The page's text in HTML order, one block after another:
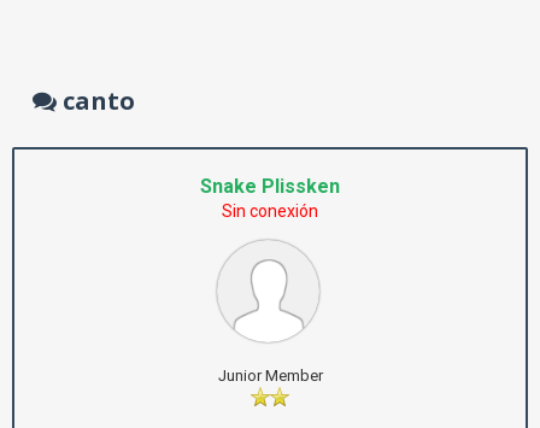
canto
Snake Plissken
Sin conexión
Junior Member